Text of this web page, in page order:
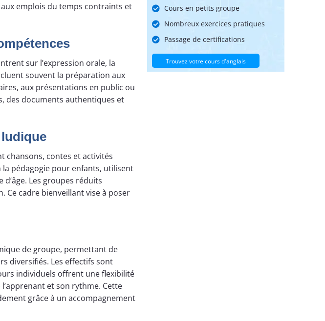
emplois du temps contraints et
sur l’expression orale, la
souvent la préparation aux
aux présentations en public ou
des documents authentiques et
chansons, contes et activités
pédagogie pour enfants, utilisent
Les groupes réduits
Ce cadre bienveillant vise à poser
de groupe, permettant de
diversifiés. Les effectifs sont
individuels offrent une flexibilité
et son rythme. Cette
grâce à un accompagnement
Cours en petits groupe
Nombreux exercices pratiques
Passage de certifications
Trouvez votre cours d'anglais